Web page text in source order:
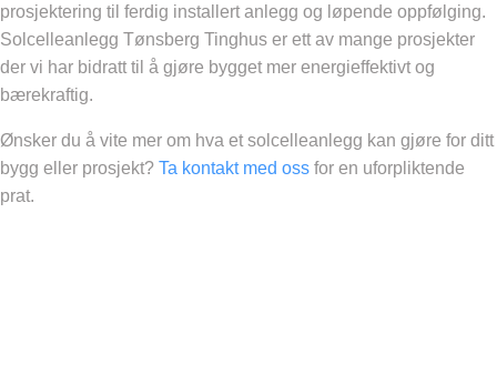
prosjektering til ferdig installert anlegg og løpende oppfølging.
Solcelleanlegg Tønsberg Tinghus er ett av mange prosjekter
der vi har bidratt til å gjøre bygget mer energieffektivt og
bærekraftig.
Ønsker du å vite mer om hva et solcelleanlegg kan gjøre for ditt
bygg eller prosjekt? Ta kontakt med oss for en uforpliktende
prat.